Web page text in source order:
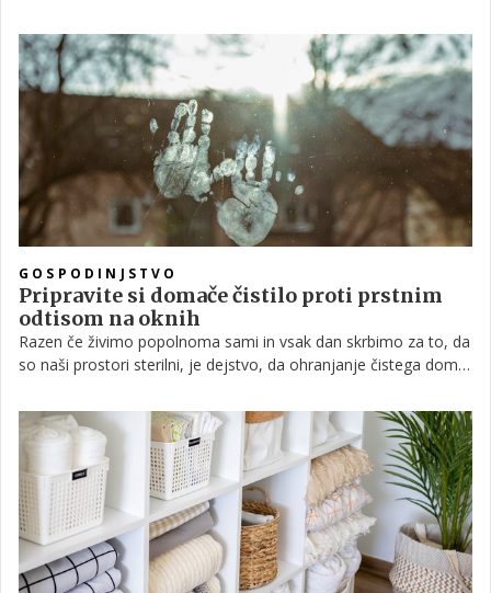
sistem, s katerim delo lažje obvladujemo. Če ste v zadnjem
času svoj dom nekoliko zanemarili, je čas, da ga spravite v red
z metodo '4 škatel'.
GOSPODINJSTVO
Pripravite si domače čistilo proti prstnim
odtisom na oknih
Razen če živimo popolnoma sami in vsak dan skrbimo za to, da
so naši prostori sterilni, je dejstvo, da ohranjanje čistega doma
morda kakšnega drugega hišnega ljubljenčka. Pogosta težava
so med drugim prstni odtisi, ki pa se jih je mogoče znebiti z
domačo čistilno mešanico. Preberite, kaj potrebujete zanjo in
kako si jo lahko ustvarite.